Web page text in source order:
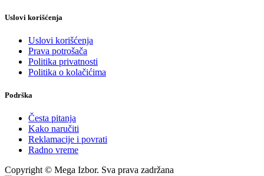
Uslovi korišćenja
Uslovi korišćenja
Prava potrošača
Politika privatnosti
Politika o kolačićima
Podrška
Česta pitanja
Kako naručiti
Reklamacije i povrati
Radno vreme
Copyright © Mega Izbor. Sva prava zadržana